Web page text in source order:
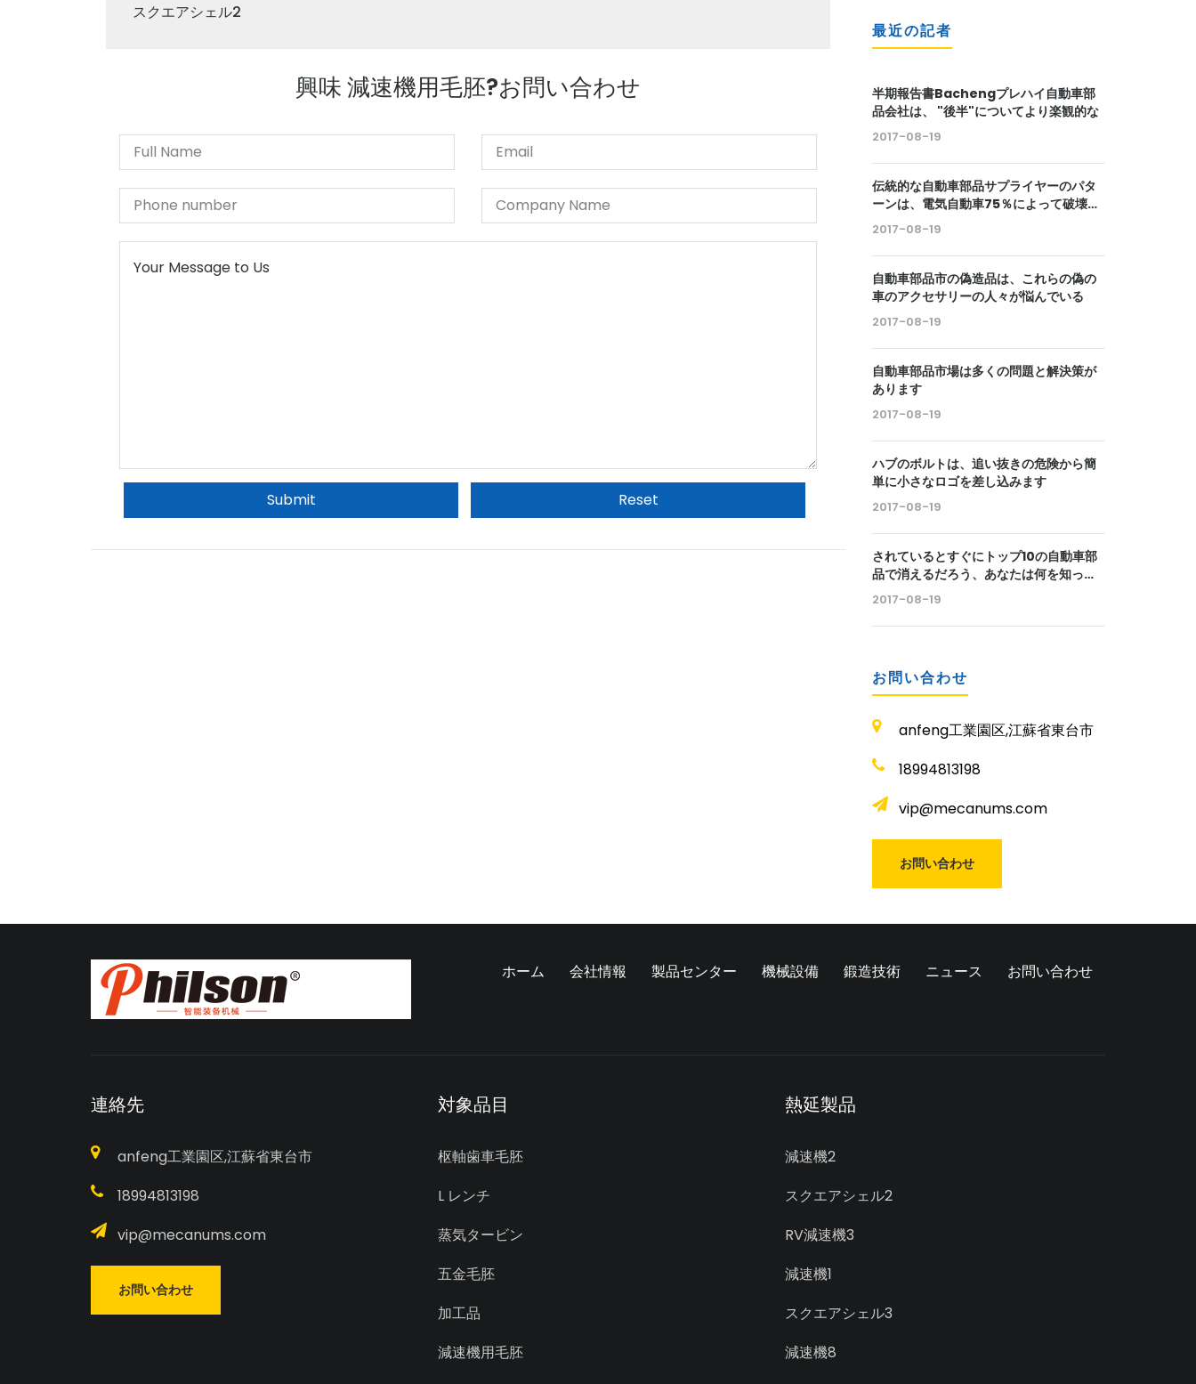
スクエアシェル2
興味 減速機用毛胚?お問い合わせ
最近の記者
半期報告書Bachengプレハイ自動車部
品会社は、 "後半"についてより楽観的な
2017-08-19
伝統的な自動車部品サプライヤーのパタ
ーンは、電気自動車75％によって破壊さ
れるか、または排除される
2017-08-19
自動車部品市の偽造品は、これらの偽の
車のアクセサリーの人々が悩んでいる
2017-08-19
自動車部品市場は多くの問題と解決策が
あります
2017-08-19
ハブのボルトは、追い抜きの危険から簡
単に小さなロゴを差し込みます
2017-08-19
されているとすぐにトップ10の自動車部
品で消えるだろう、あなたは何を知って
いますか？ 素晴らしい！
2017-08-19
お問い合わせ
anfeng工業園区,江蘇省東台市
18994813198
vip@mecanums.com
お問い合わせ
ホーム 会社情報 製品センター 機械設備 鍛造技術 ニュース お問い合わせ
連絡先
anfeng工業園区,江蘇省東台市
18994813198
vip@mecanums.com
お問い合わせ
対象品目
枢軸歯車毛胚
L レンチ
蒸気タービン
五金毛胚
加工品
減速機用毛胚
熱延製品
減速機2
スクエアシェル2
RV減速機3
減速機1
スクエアシェル3
減速機8